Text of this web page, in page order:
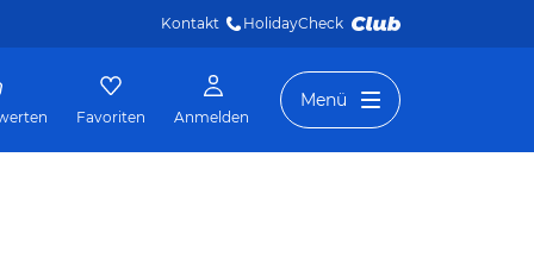
Kontakt HolidayCheck
Favoriten Anmelden
Menü